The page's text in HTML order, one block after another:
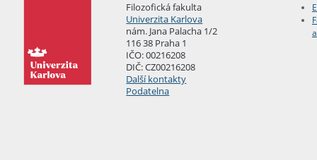
Filozofická fakulta
Univerzita Karlova
nám. Jana Palacha 1/2
116 38 Praha 1
IČO: 00216208
DIČ: CZ00216208
Další kontakty
Podatelna